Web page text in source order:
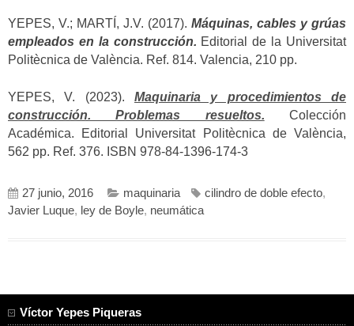
YEPES, V.; MARTÍ, J.V. (2017). Máquinas, cables y grúas
empleados en la construcción. Editorial de la Universitat
Politècnica de València. Ref. 814. Valencia, 210 pp.
YEPES, V. (2023). Maquinaria y procedimientos de
construcción. Problemas resueltos. Colección
Académica. Editorial Universitat Politècnica de València,
562 pp. Ref. 376. ISBN 978-84-1396-174-3
27 junio, 2016 maquinaria cilindro de doble efecto,
Javier Luque, ley de Boyle, neumática
Víctor Yepes Piqueras